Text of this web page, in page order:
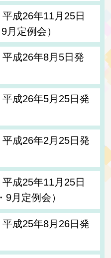
成26年11月25日
月定例会）
成26年8月5日発
成26年5月25日発
成26年2月25日発
成25年11月25日
月定例会）
成25年8月26日発